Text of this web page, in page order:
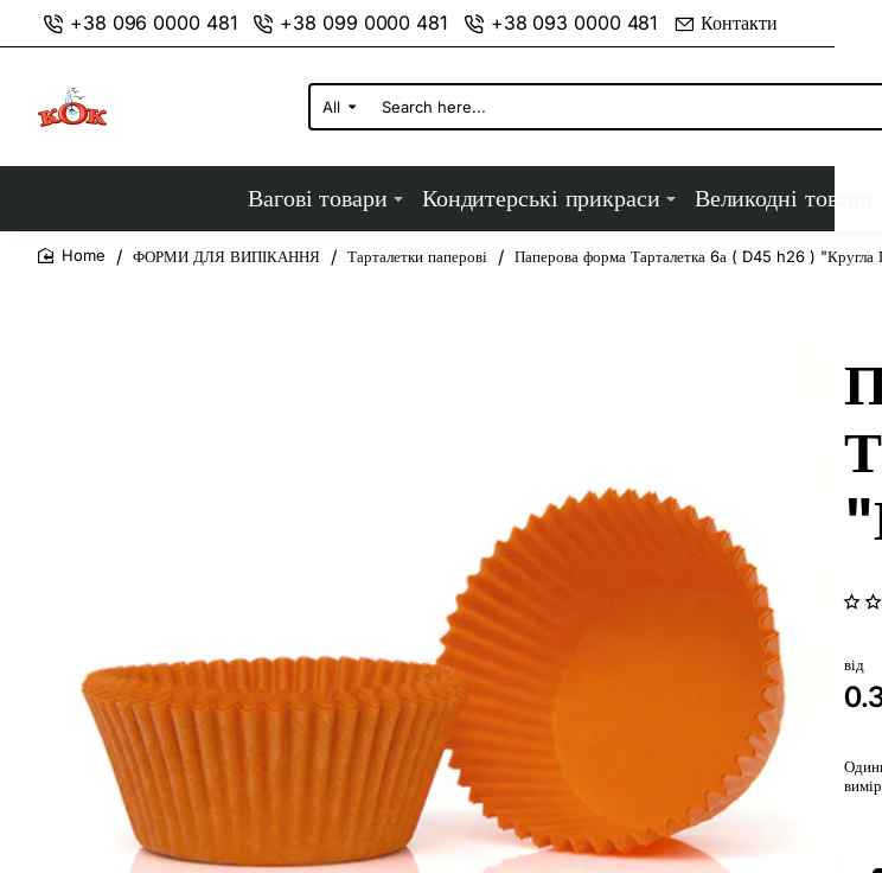
+38 096 0000 481 +38 099 0000 481 +38 093 0000 481 Контакти
All
Search
here...
Вагові товари Кондитерські прикраси Великодні товари
ФОРМИ ДЛЯ ВИПІКАННЯ Тарталетки паперові Паперова форма Тарталетка 6а ( D45 h26 ) "Кругла
від